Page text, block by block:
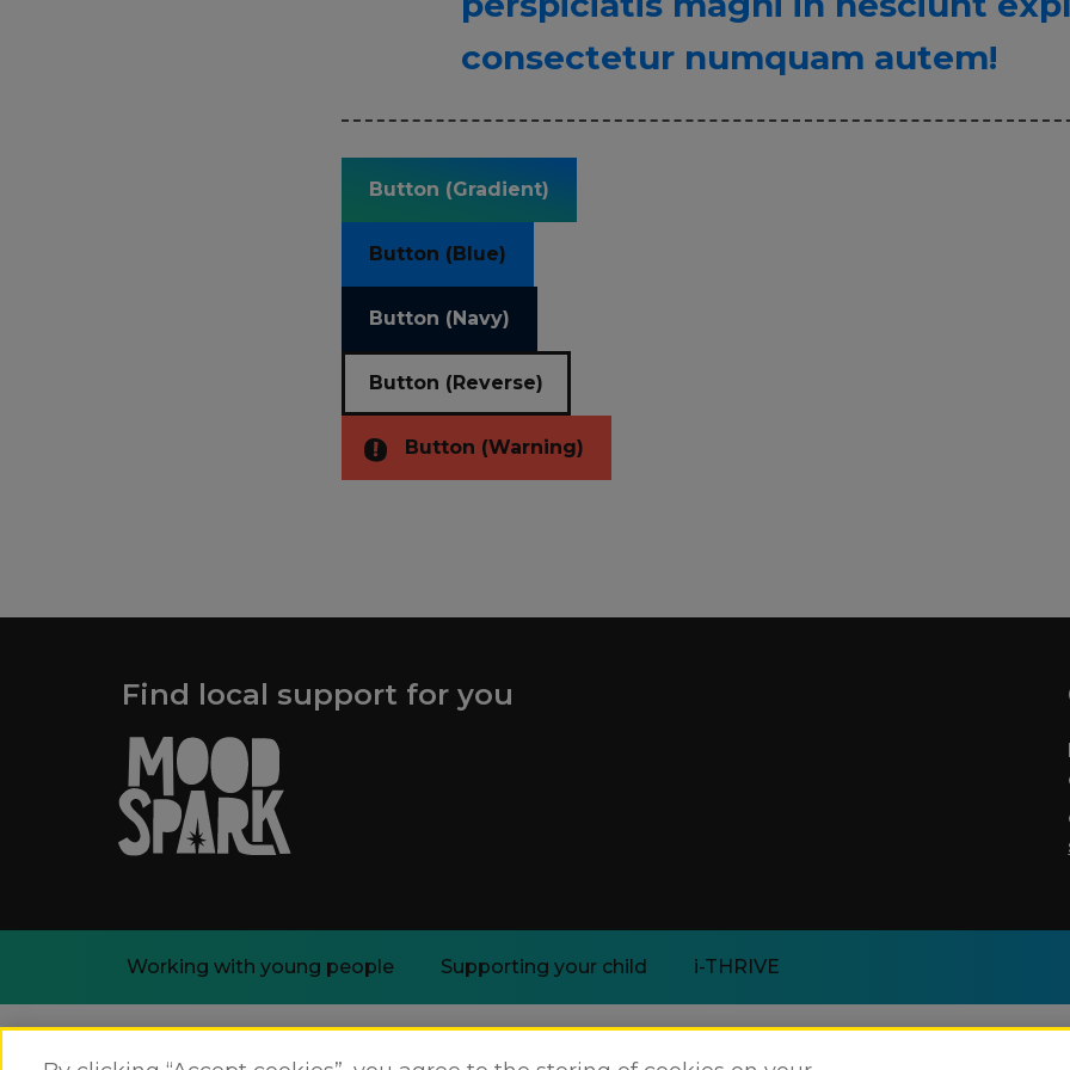
consectetur numquam autem!
Button (Gradient)
Button (Blue)
Button (Navy)
Button (Reverse)
Button (Warning)
Find local support for you
Working with young people Supporting your child i-THRIVE